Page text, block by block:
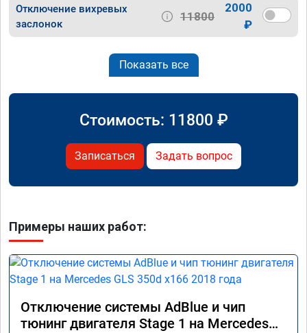
Отключение вихревых
заслонок
11800
2000
₽
Показать все
Стоимость: 11800 ₽
Записаться Задать вопрос
Примеры наших работ:
Отключение системы AdBlue и чип
тюнинг двигателя Stage 1 на Mercedes